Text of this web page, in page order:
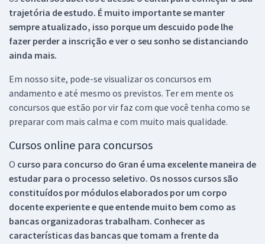
trajetória de estudo. É muito importante se manter
sempre atualizado, isso porque um descuido pode lhe
fazer perder a inscrição e ver o seu sonho se distanciando
ainda mais.
Em nosso site, pode-se visualizar os concursos em
andamento e até mesmo os previstos. Ter em mente os
concursos que estão por vir faz com que você tenha como se
preparar com mais calma e com muito mais qualidade.
Cursos online para concursos
O curso para concurso do Gran é uma excelente maneira de
estudar para o processo seletivo. Os nossos cursos são
constituídos por módulos elaborados por um corpo
docente experiente e que entende muito bem como as
bancas organizadoras trabalham. Conhecer as
características das bancas que tomam a frente da